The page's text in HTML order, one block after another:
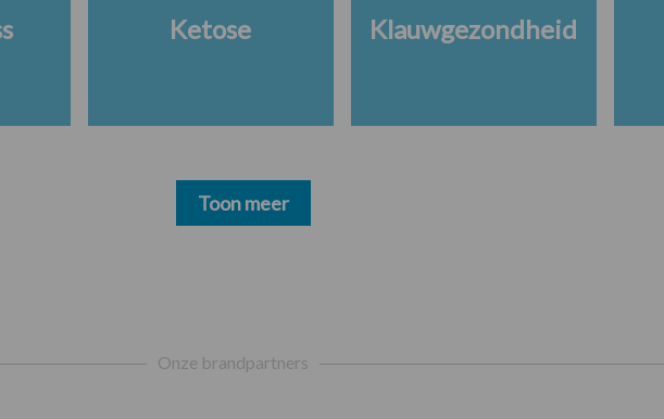
Ketose Klauwgezondheid
Toon meer
Onze brandpartners